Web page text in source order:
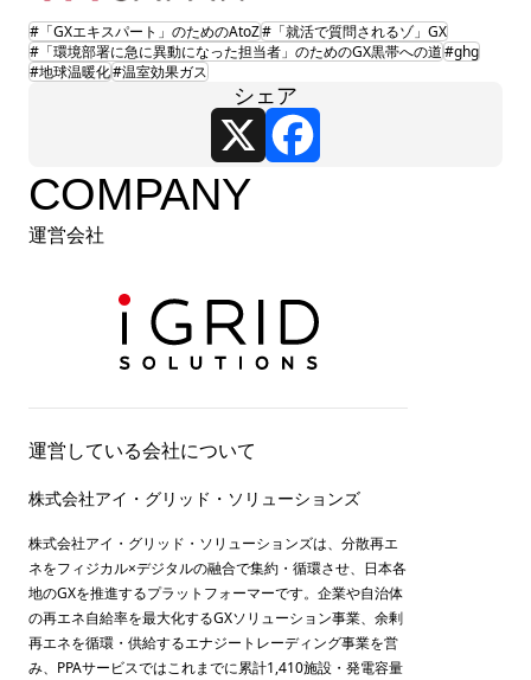
#「GXエキスパート」のためのAtoZ#「就活で質問されるゾ」GX
#「環境部署に急に異動になった担当者」のためのGX黒帯への道#ghg
#地球温暖化#温室効果ガス
シェア
X
COMPANY
運営会社
運営している会社について
株式会社アイ・グリッド・ソリューションズ
株式会社アイ・グリッド・ソリューションズは、分散再エ
ネをフィジカル×デジタルの融合で集約・循環させ、日本各
地のGXを推進するプラットフォーマーです。企業や自治体
の再エネ自給率を最大化するGXソリューション事業、余剰
再エネを循環・供給するエナジートレーディング事業を営
み、PPAサービスではこれまでに累計1,410施設・発電容量